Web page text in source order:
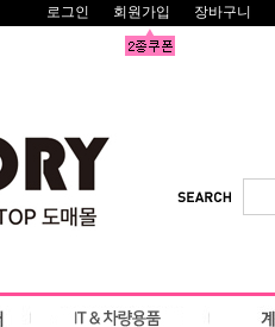
로그인 회원가입 장바구니